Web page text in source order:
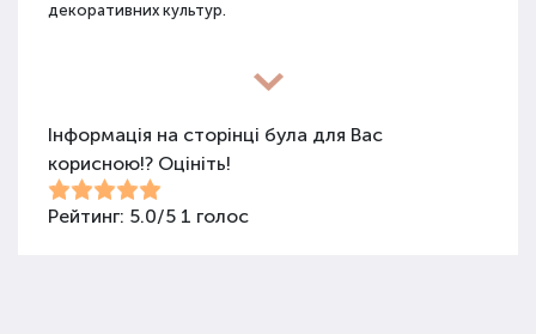
декоративних культур.
Різновиди засобів для покращення
Для покращення поживних якостей ґрунту
використовуються різні види засобів: мінеральні
добрива, органічні суміші, засоби змішаного типу,
Інформація на сторінці була для Вас
корисною!? Оцініть!
Рейтинг: 5.0/5 1 голос